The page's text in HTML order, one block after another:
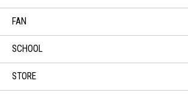
FAN
SCHOOL
STORE